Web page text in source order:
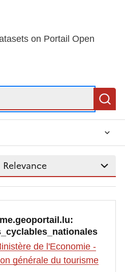
on Portail Open
de l'Economie -
générale du tourisme